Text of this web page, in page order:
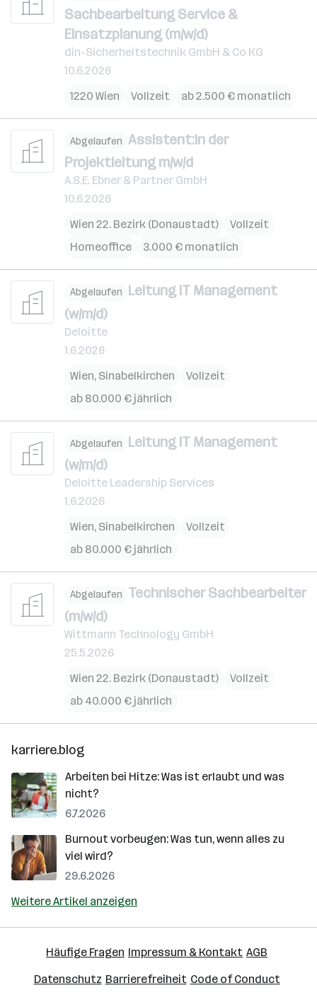
Sachbearbeitung Service &
Einsatzplanung (m/w/d)
din-Sicherheitstechnik GmbH & Co KG
10.6.2026
1220 Wien
Vollzeit ab 2.500 € monatlich
Abgelaufen Assistent:In der
Projektleitung m/w/d
A.S.E. Ebner & Partner GmbH
10.6.2026
Wien 22. Bezirk (Donaustadt)
Vollzeit
Homeoffice
3.000 € monatlich
Abgelaufen Leitung IT Management
(w/m/d)
Deloitte
1.6.2026
Wien, Sinabelkirchen
Vollzeit
ab 80.000 € jährlich
Abgelaufen Leitung IT Management
(w/m/d)
Deloitte Leadership Services
1.6.2026
Wien, Sinabelkirchen
Vollzeit
ab 80.000 € jährlich
Abgelaufen Technischer Sachbearbeiter
(m/w/d)
Wittmann Technology GmbH
25.5.2026
Wien 22. Bezirk (Donaustadt)
Vollzeit
ab 40.000 € jährlich
karriere.blog
Arbeiten bei Hitze: Was ist erlaubt und was
nicht?
6.7.2026
Burnout vorbeugen: Was tun, wenn alles zu
viel wird?
29.6.2026
Weitere Artikel anzeigen
Häufige Fragen Impressum & Kontakt AGB
Datenschutz Barrierefreiheit Code of Conduct